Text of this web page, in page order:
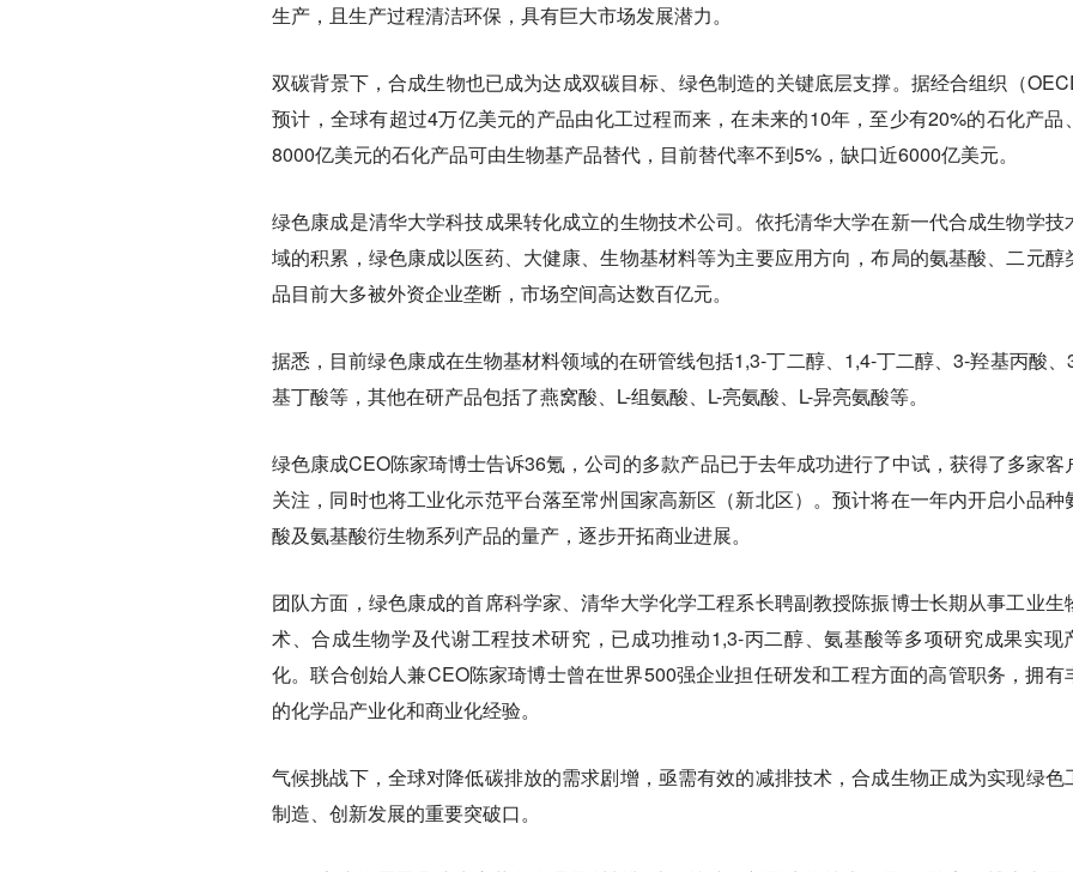
生产，且生产过程清洁环保，具有巨大市场发展潜力。
双碳背景下，合成生物也已成为达成双碳目标、绿色制造的关键底层支撑。据经合组织（
预计，全球有超过4万亿美元的产品由化工过程而来，在未来的10年，至少有20%的石化产品
8000亿美元的石化产品可由生物基产品替代，目前替代率不到5%，缺口近6000亿美元。
绿色康成是清华大学科技成果转化成立的生物技术公司。依托清华大学在新一代合成生物学技
域的积累，绿色康成以医药、大健康、生物基材料等为主要应用方向，布局的氨基酸、二元醇
品目前大多被外资企业垄断，市场空间高达数百亿元。
据悉，目前绿色康成在生物基材料领域的在研管线包括1,3-丁二醇、1,4-丁二醇、3-羟基丙酸、
基丁酸等，其他在研产品包括了燕窝酸、L-组氨酸、L-亮氨酸、L-异亮氨酸等。
绿色康成CEO陈家琦博士告诉36氪，公司的多款产品已于去年成功进行了中试，获得了多家客
关注，同时也将工业化示范平台落至常州国家高新区（新北区）。预计将在一年内开启小品种
酸及氨基酸衍生物系列产品的量产，逐步开拓商业进展。
团队方面，绿色康成的首席科学家、清华大学化学工程系长聘副教授陈振博士长期从事工业生
术、合成生物学及代谢工程技术研究，已成功推动1,3-丙二醇、氨基酸等多项研究成果实现
化。联合创始人兼CEO陈家琦博士曾在世界500强企业担任研发和工程方面的高管职务，拥有
的化学品产业化和商业化经验。
气候挑战下，全球对降低碳排放的需求剧增，亟需有效的减排技术，合成生物正成为实现绿色
制造、创新发展的重要突破口。